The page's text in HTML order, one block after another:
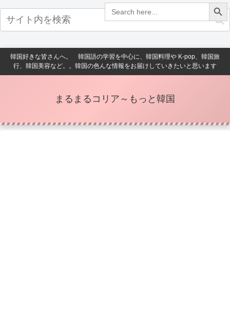
Search
for:
Search Button
韓国好きな皆さんへ。 韓国語の学習を中心に、韓国料理や K-pop、韓国旅
行、韓国美容など。。韓国の色んな情報をお届けしていきたいと思います
まるまるコリア～もっと韓国